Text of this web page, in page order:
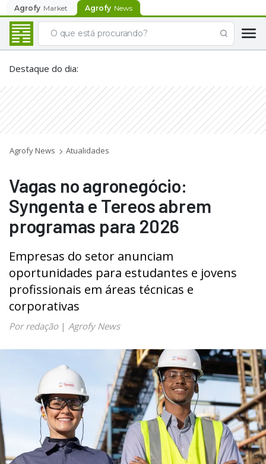
Agrofy Market Agrofy News
Destaque do dia:
Agrofy News Atualidades
Vagas no agronegócio:
Syngenta e Tereos abrem
programas para 2026
Empresas do setor anunciam
oportunidades para estudantes e jovens
profissionais em áreas técnicas e
corporativas
Por redação| Agrofy News